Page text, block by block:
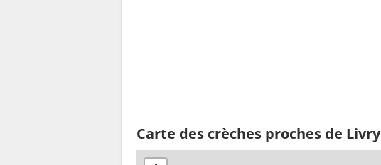
Carte des crèches proches de Livry